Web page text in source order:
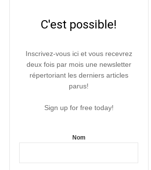
C'est possible!
Inscrivez-vous ici et vous recevrez
deux fois par mois une newsletter
répertoriant les derniers articles
parus!
Sign up for free today!
Nom